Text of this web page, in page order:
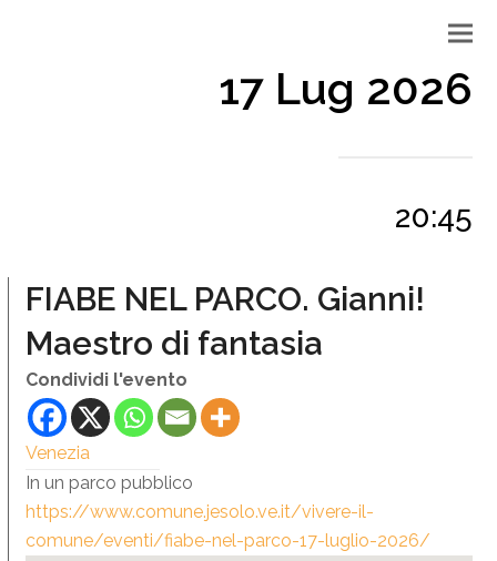
17 Lug 2026
20:45
FIABE NEL PARCO. Gianni!
Maestro di fantasia
Condividi l'evento
Venezia
In un parco pubblico
https://www.comune.jesolo.ve.it/vivere-il-
comune/eventi/fiabe-nel-parco-17-luglio-2026/